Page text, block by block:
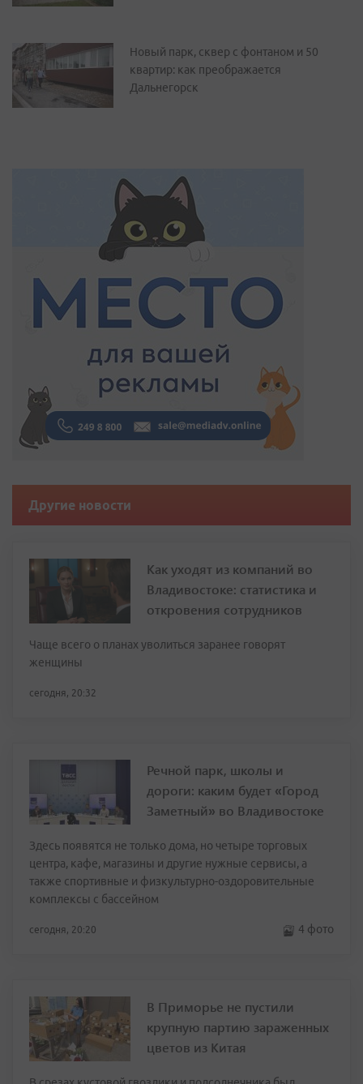
Новый парк, сквер с фонтаном и 50
квартир: как преображается
Дальнегорск
Другие новости
Как уходят из компаний во
Владивостоке: статистика и
откровения сотрудников
Чаще всего о планах уволиться заранее говорят
женщины
сегодня, 20:32
Речной парк, школы и
дороги: каким будет «Город
Заметный» во Владивостоке
Здесь появятся не только дома, но четыре торговых
центра, кафе, магазины и другие нужные сервисы, а
также спортивные и физкультурно-оздоровительные
комплексы с бассейном
сегодня, 20:20 4 фото
В Приморье не пустили
крупную партию зараженных
цветов из Китая